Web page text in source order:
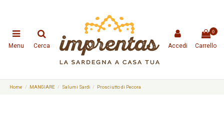
Menu Cerca Accedi
0
Carrello
Home MANGIARE Salumi Sardi Prosciutto di Pecora